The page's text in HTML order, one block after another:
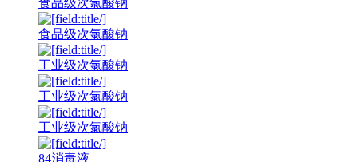
食品级次氯酸钠
食品级次氯酸钠
工业级次氯酸钠
工业级次氯酸钠
工业级次氯酸钠
84消毒液